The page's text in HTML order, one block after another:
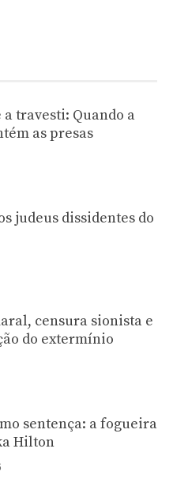
a travesti: Quando a
as presas
judeus dissidentes do
censura sionista e
do extermínio
sentença: a fogueira
Hilton